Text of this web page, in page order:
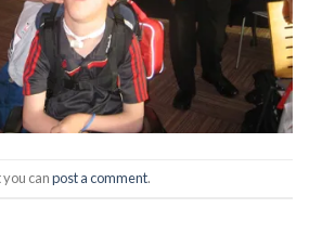
canpost a comment.